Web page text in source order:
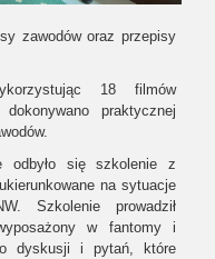
zawodów oraz przepisy
18 filmów
praktycznej
odbyło się szkolenie z
na sytuacje
Szkolenie prowadził
w fantomy i
dyskusji i pytań, które